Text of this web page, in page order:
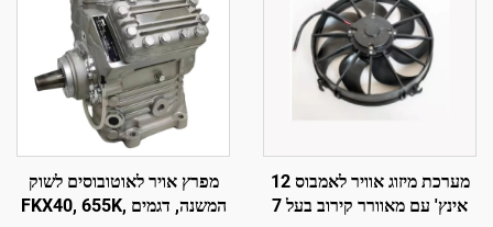
מערכת מיזוג אוויר לאמבוס 12
אינץ' עם מאוורר קירוב בעל 7
מפרץ אויר לאוטובוסים לשוק
המשנה, דגמים FKX40, 655K,